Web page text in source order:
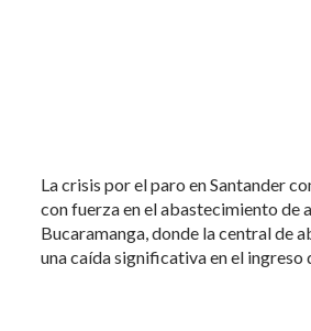
La crisis por el paro en Santander
con fuerza en el abastecimiento de
Bucaramanga, donde la central de
una caída significativa en el ingreso